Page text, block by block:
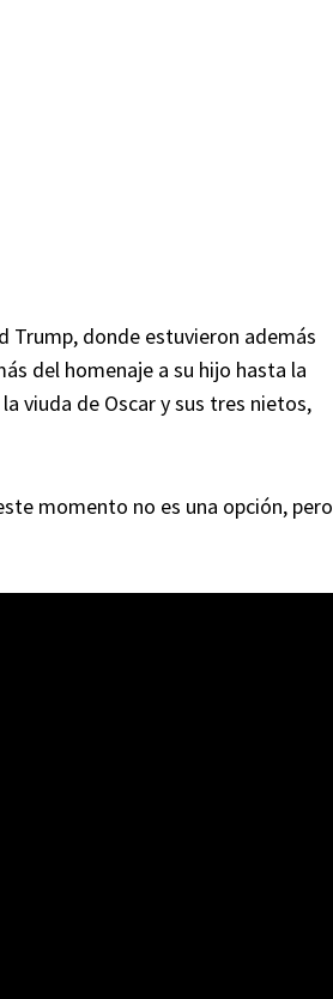
Trump, donde estuvieron además
del homenaje a su hijo hasta la
viuda de Oscar y sus tres nietos,
momento no es una opción, pero